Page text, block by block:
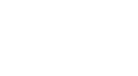
с любыми регионами